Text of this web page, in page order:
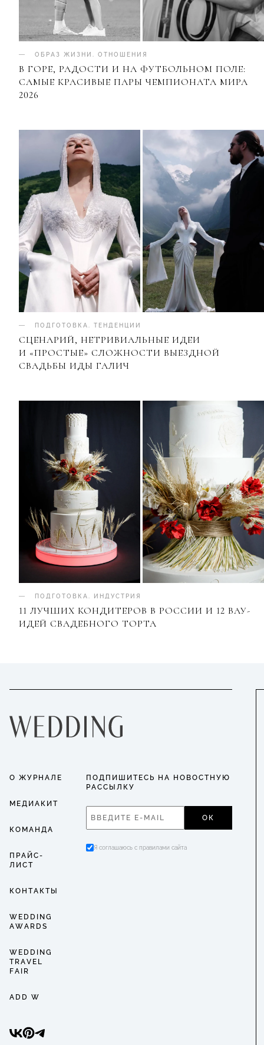
ОБРАЗ ЖИЗНИ ОТНОШЕНИЯ
В ГОРЕ, РАДОСТИ И НА ФУТБОЛЬНОМ ПОЛЕ:
САМЫЕ КРАСИВЫЕ ПАРЫ ЧЕМПИОНАТА МИРА
2026
ПОДГОТОВКА ТЕНДЕНЦИИ
СЦЕНАРИЙ, НЕТРИВИАЛЬНЫЕ ИДЕИ
И «ПРОСТЫЕ» СЛОЖНОСТИ ВЫЕЗДНОЙ
СВАДЬБЫ ИДЫ ГАЛИЧ
ПОДГОТОВКА ИНДУСТРИЯ
11 ЛУЧШИХ КОНДИТЕРОВ В РОССИИ И 12 ВАУ-
ИДЕЙ СВАДЕБНОГО ТОРТА
О ЖУРНАЛЕ
МЕДИАКИТ
КОМАНДА
ПРАЙС-
ЛИСТ
КОНТАКТЫ
WEDDING
AWARDS
WEDDING
TRAVEL
FAIR
ADD W
ПОДПИШИТЕСЬ НА НОВОСТНУЮ
РАССЫЛКУ
ОК
Я соглашаюсь с правилами сайта